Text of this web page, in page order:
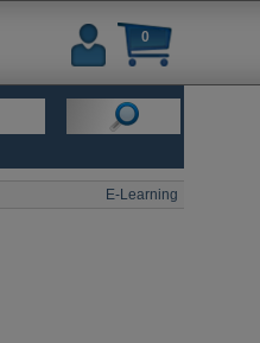
0
E-Learning